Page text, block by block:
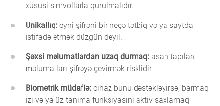
xüsusi simvollarla qurulmalıdır.
Unikallıq: eyni şifrəni bir neçə tətbiq və ya saytda
istifadə etmək düzgün deyil.
Şəxsi məlumatlardan uzaq durmaq: asan tapılan
məlumatları şifrəyə çevirmək risklidir.
Biometrik müdafiə: cihaz bunu dəstəkləyirsə, barmaq
izi və ya üz tanıma funksiyasını aktiv saxlamaq